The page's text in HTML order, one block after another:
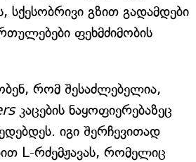
სქესობრივი გზით გადამდები
ფეხმძიმობის
რომ შესაძლებელია,
კაცების ნაყოფიერებაზეც
იგი შერჩევითად
L-რძემჟავას, რომელიც